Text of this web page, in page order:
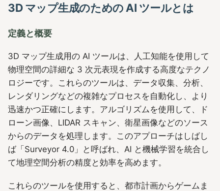
3D マップ生成のための AI ツールとは
定義と概要
3D マップ生成用の AI ツールは、人工知能を使用して
物理空間の詳細な 3 次元表現を作成する高度なテクノ
ロジーです。これらのツールは、データ収集、分析、
レンダリングなどの複雑なプロセスを自動化し、より
迅速かつ正確にします。アルゴリズムを使用して、ド
ローン画像、LIDAR スキャン、衛星画像などのソース
からのデータを処理します。このアプローチはしばし
ば「Surveyor 4.0」と呼ばれ、AI と機械学習を統合し
て地理空間分析の精度と効率を高めます。
これらのツールを使用すると、都市計画からゲームま